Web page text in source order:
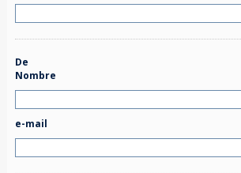
De
Nombre
e-mail